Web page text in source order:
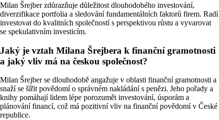
Milan Šrejber zdůrazňuje důležitost dlouhodobého investování,
diverzifikace portfolia a sledování fundamentálních faktorů firem. Radí
investovat do kvalitních společností s perspektivou růstu a vyvarovat
se spekulativním investicím.
Jaký je vztah Milana Šrejbera k finanční gramotnosti
a jaký vliv má na českou společnost?
Milan Šrejber se dlouhodobě angažuje v oblasti finanční gramotnosti a
snaží se šířit povědomí o správném nakládání s penězi. Jeho pořady a
knihy pomáhají lidem lépe porozumět investování, úsporám a
plánování financí, což má pozitivní vliv na finanční povědomí v České
republice.